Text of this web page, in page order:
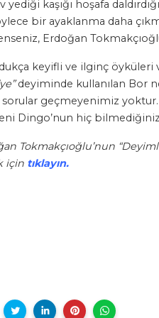
kaşığı hoşafa
bir ayaklanma daha
Erdoğan
keyifli ve ilginç öyküleri
deyiminde kullanılan Bor
geçmeyenimiz
Dingo’nun hiç
Tokmakçıoğlu’nun
için tıklayın.